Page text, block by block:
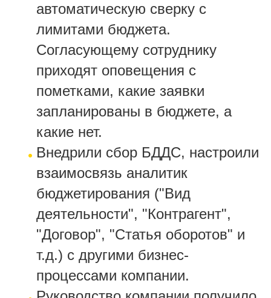
автоматическую сверку с
лимитами бюджета.
Согласующему сотруднику
приходят оповещения с
пометками, какие заявки
запланированы в бюджете, а
какие нет.
Внедрили сбор БДДС, настроили
взаимосвязь аналитик
бюджетирования ("Вид
деятельности", "Контрагент",
"Договор", "Статья оборотов" и
т.д.) с другими бизнес-
процессами компании.